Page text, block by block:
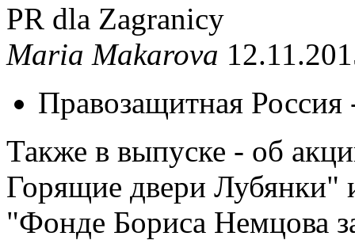
PR dla Zagranicy
Maria Makarova
Правозащитная Россия
Также в выпуске - об
Горящие двери Лубянки"
"Фонде Бориса Немцова